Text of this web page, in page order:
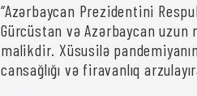
“Azərbaycan Prezidentini
Gürcüstan və Azərbaycan
malikdir. Xüsusilə
cansağlığı və firavanlıq